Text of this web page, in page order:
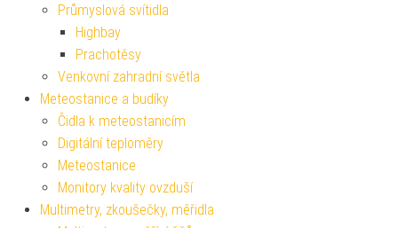
Průmyslová svítidla
Highbay
Prachotěsy
Venkovní zahradní světla
Meteostanice a budíky
Čidla k meteostanicím
Digitální teploměry
Meteostanice
Monitory kvality ovzduší
Multimetry, zkoušečky, měřidla